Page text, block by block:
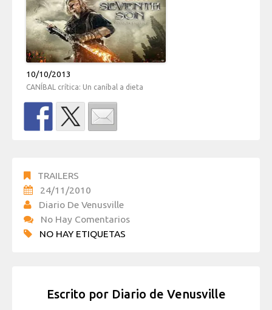
10/10/2013
CANÍBAL crítica: Un caníbal a dieta
TRAILERS
24/11/2010
Diario De Venusville
No Hay Comentarios
NO HAY ETIQUETAS
Escrito por Diario de Venusville